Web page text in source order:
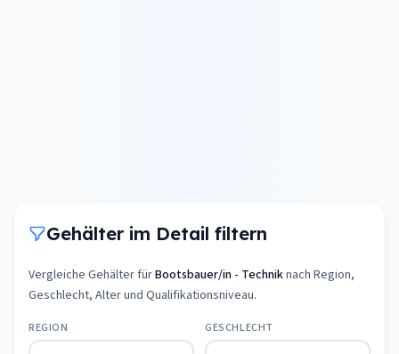
Gehälter im Detail filtern
Vergleiche Gehälter fürBootsbauer/in - Techniknach Region,
Geschlecht, Alter und Qualifikationsniveau.
REGION GESCHLECHT